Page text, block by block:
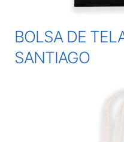
BOLSA DE
SANTIAGO